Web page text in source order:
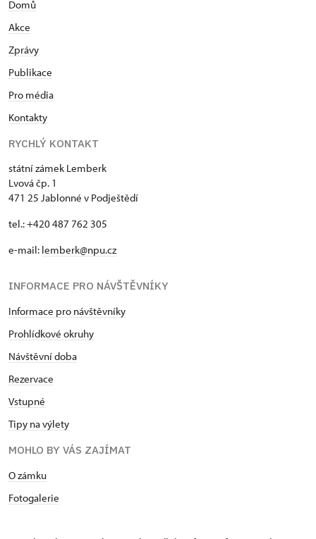
Domů
Akce
Zprávy
Publikace
Pro média
Kontakty
RYCHLÝ KONTAKT
státní zámek Lemberk
Lvová čp. 1
471 25 Jablonné v Podještědí
tel.: +420 487 762 305
e-mail: lemberk@npu.cz
INFORMACE PRO NÁVŠTĚVNÍKY
Informace pro návštěvníky
Prohlídkové okruhy
Návštěvní doba
Rezervace
Vstupné
Tipy na výlety
MOHLO BY VÁS ZAJÍMAT
O zámku
Fotogalerie